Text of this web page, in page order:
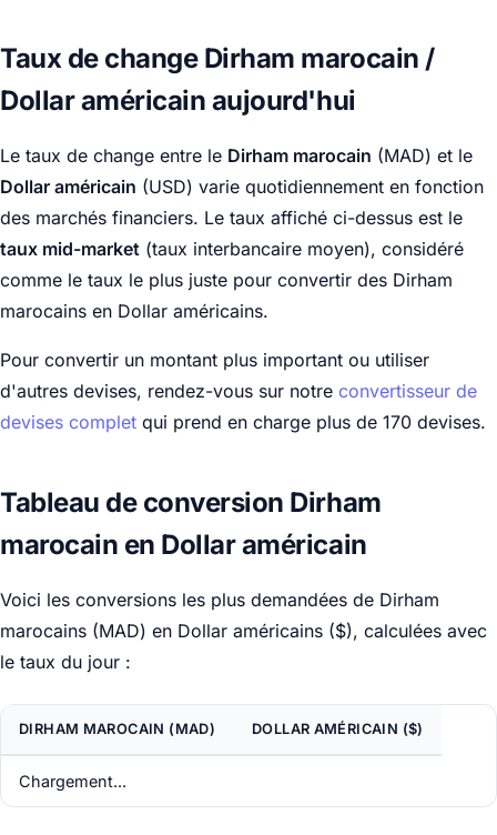
Taux de change Dirham marocain /
Dollar américain aujourd'hui
Le taux de change entre le Dirham marocain (MAD) et le
Dollar américain (USD) varie quotidiennement en fonction
des marchés financiers. Le taux affiché ci-dessus est le
taux mid-market (taux interbancaire moyen), considéré
comme le taux le plus juste pour convertir des Dirham
marocains en Dollar américains.
Pour convertir un montant plus important ou utiliser
d'autres devises, rendez-vous sur notre convertisseur de
devises complet qui prend en charge plus de 170 devises.
Tableau de conversion Dirham
marocain en Dollar américain
Voici les conversions les plus demandées de Dirham
marocains (MAD) en Dollar américains ($), calculées avec
le taux du jour :
DIRHAM MAROCAIN (MAD) DOLLAR AMÉRICAIN ($)
Chargement...